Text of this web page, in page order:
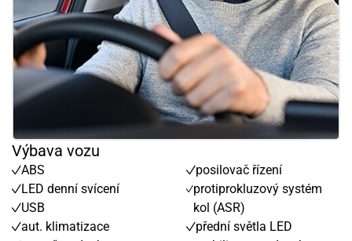
Výbava vozu
ABS
LED denní svícení
USB
aut. klimatizace
posilovač řízení
protiprokluzový systém
kol (ASR)
přední světla LED